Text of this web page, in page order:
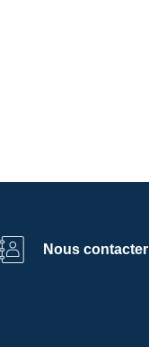
Nous contacter